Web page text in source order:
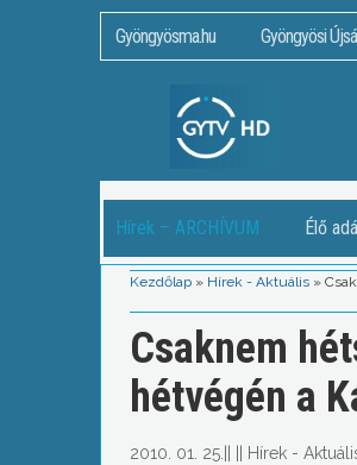
Gyöngyösma.hu Gyöngyösi
Hírek – ARCHÍVUM Élő
Kezdőlap » Hírek - Aktuális »
Csaknem
hétvégén a
2010. 01. 25. Hírek -